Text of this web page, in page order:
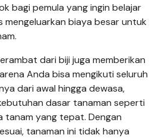
bagi pemula yang ingin belajar
mengeluarkan biaya besar untuk
dari biji juga memberikan
Anda bisa mengikuti seluruh
dari awal hingga dewasa,
dasar tanaman seperti
tanam yang tepat. Dengan
tanaman ini tidak hanya